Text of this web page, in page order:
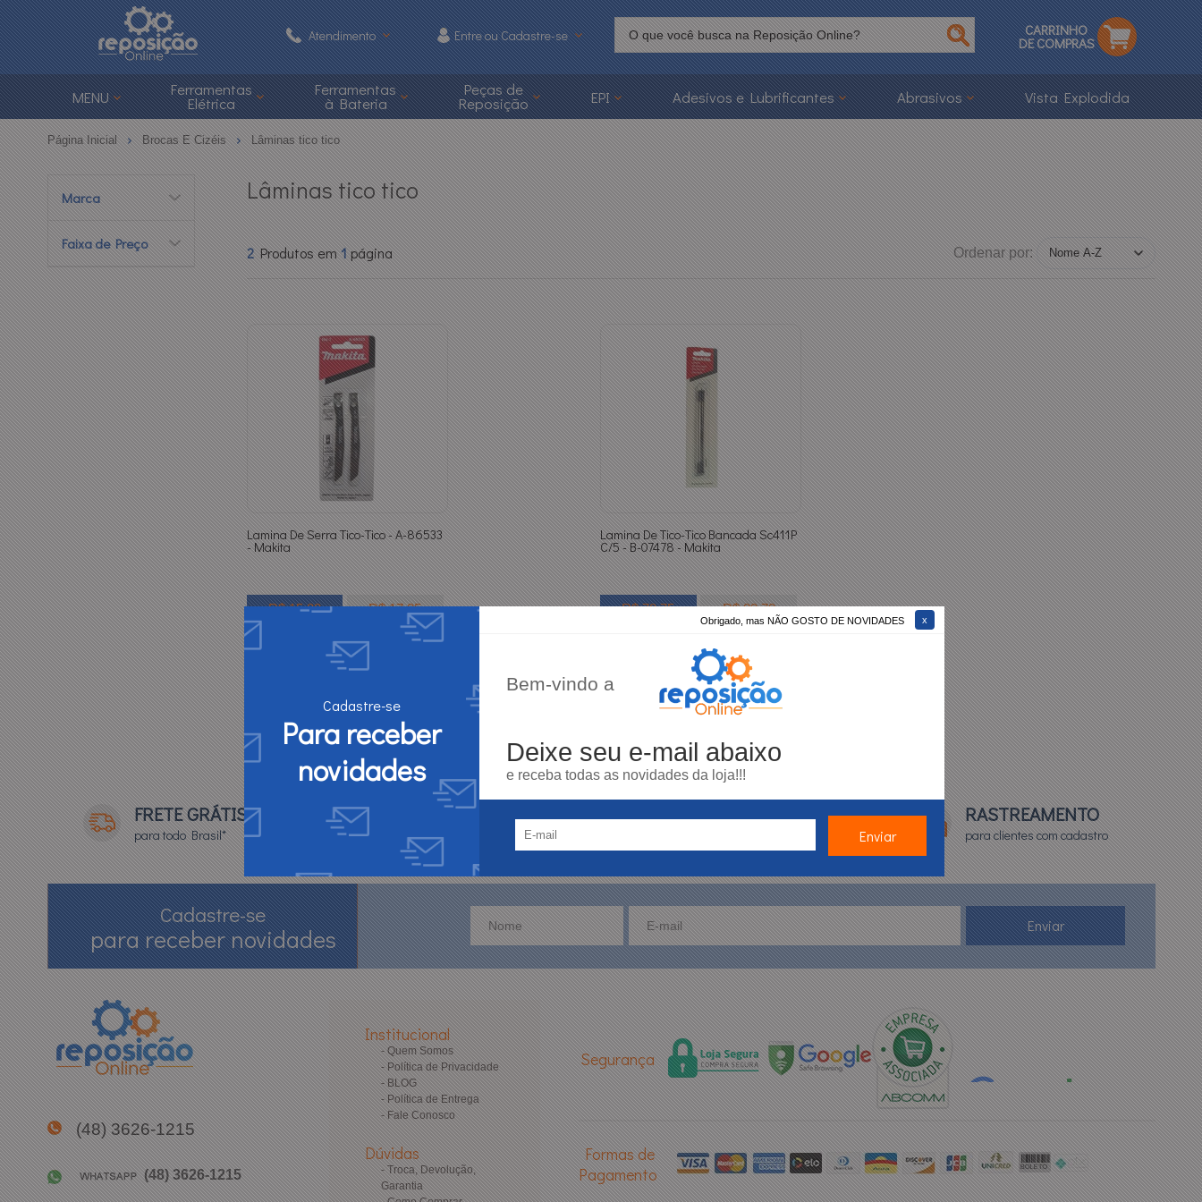
Obrigado, mas NÃO GOSTO DE NOVIDADES
Cadastre-se
Para receber
novidades
Bem-vindo a
Deixe seu e-mail abaixo
e receba todas as novidades da loja!!!
Atendimento
(48) 3626-1215
(48) 3626-1215
atendimento@reposicaoonline.com.br
Central de Ajuda
Entre ou Cadastre-se CARRINHO
DE COMPRAS
MENU Ferramentas
Elétrica
Ferramentas
à Bateria
Peças de
Reposição EPI Adesivos e Lubrificantes Abrasivos Vista Explodida
Página Inicial Brocas E Cizéis Lâminas tico tico
Marca
Faixa de Preço
Lâminas tico tico
2 Produtos em1página Ordenar por:
Lamina De Serra Tico-Tico - A-86533
- Makita
R$ 15,88 R$ 17,85
VAREJO
Lamina De Tico-Tico Bancada Sc411P
C/5 - B-07478 - Makita
R$ 78,75 R$ 83,78
- +
Mostrando 1 - 2produtos do total de2distribuídos em
FRETE GRÁTIS
para todo Brasil*
3X SEM JUROS
parcela mínima R$ 50,00
10% DESCONTO* RASTREAMENTO
para clientes com cadastro
Cadastre-se
para receber novidades
(48) 3626-1215
(48) 3626-1215
Institucional
Quem Somos
Política de Privacidade
BLOG
Política de Entrega
Fale Conosco
Dúvidas
Troca, Devolução,
Garantia
Segurança
Formas de
Pagamento